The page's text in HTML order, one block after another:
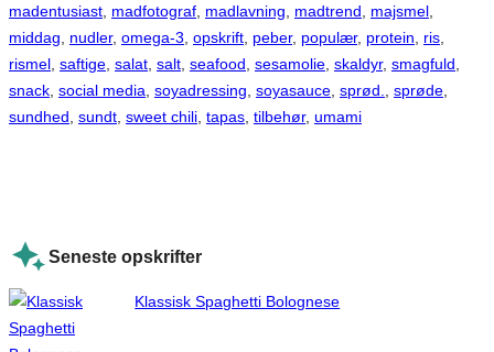
madentusiast madfotograf madlavning madtrend majsmel
middag
nudler, omega-3 opskrift peber, populær, protein ris
rismel saftige salat salt seafood sesamolie skaldyr, smagfuld
snack social media soyadressing soyasauce sprød. sprøde
sundhed sundt sweet chili tapas tilbehør, umami
Seneste opskrifter
Klassisk Spaghetti Bolognese